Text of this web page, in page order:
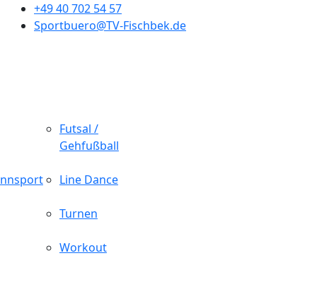
+49 40 702 54 57
Sportbuero@TV-Fischbek.de
Futsal /
Gehfußball
Line Dance
Turnen
Workout